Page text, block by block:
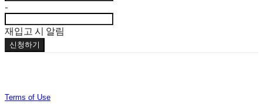
-
재입고 시 알림
신청하기
Terms of Use